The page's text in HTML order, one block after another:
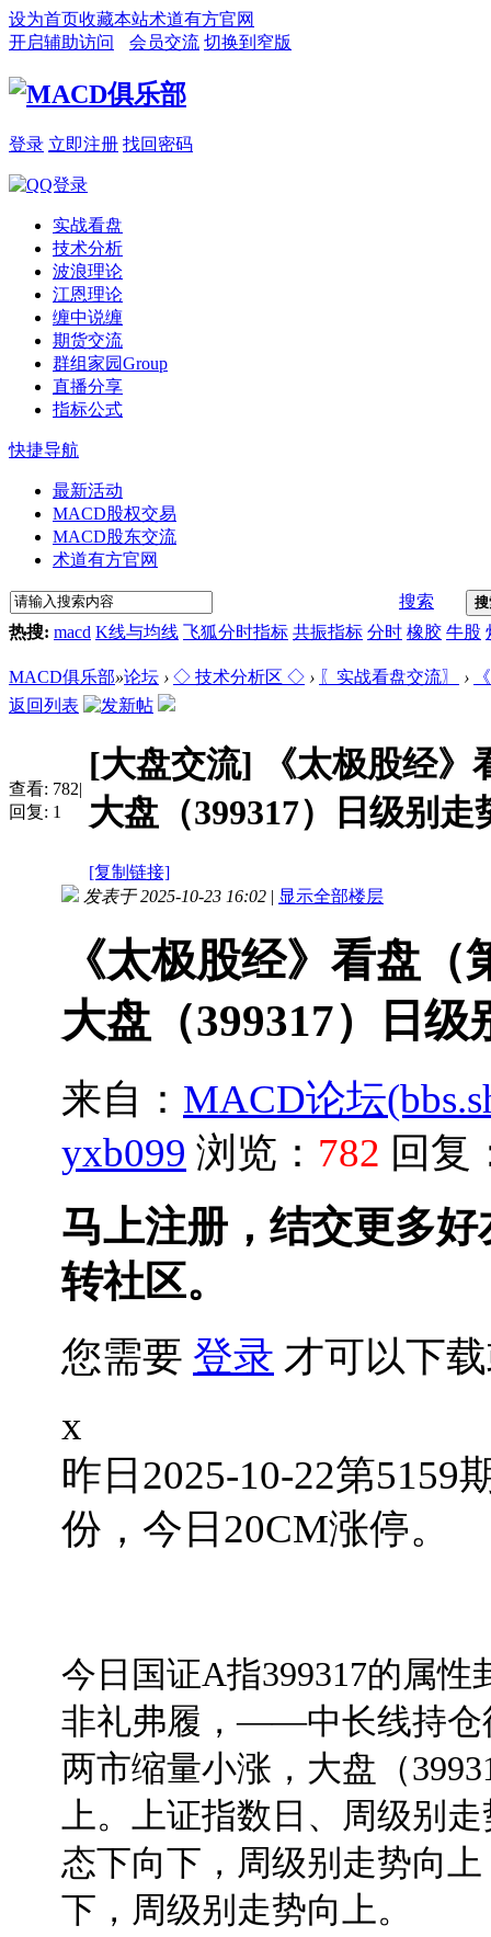
设为首页收藏本站术道有方官网
开启辅助访问
会员交流 切换到窄版
登录 立即注册 找回密码
实战看盘
技术分析
波浪理论
江恩理论
缠中说缠
期货交流
群组家园Group
直播分享
指标公式
快捷导航
最新活动
MACD股权交易
MACD股东交流
术道有方官网
搜索
热搜: macd K线与均线 飞狐分时指标 共振指标 分时 橡胶 牛股
MACD俱乐部»论坛 › ◇ 技术分析区 ◇ › 〖实战看盘交流〗 ›
返回列表
查看: 782|
回复: 1
[大盘交流]
《太极股经
大盘（399317）日级别走
[复制链接]
发表于 2025-10-23 16:02 | 显示全部楼层
《太极股经》看盘
大盘（399317）日级
来自： MACD论坛
yxb099 浏览： 782 回复
马上注册，结交更多
转社区。
您需要 登录 才可以下
x
昨日2025-10-22第5159
份，今日20CM涨停。
今日国证A指399317的属
非礼弗履，——中长线持仓
两市缩量小涨，大盘（
上。上证指数日、周级别
态下向下，周级别走势向
下，周级别走势向上。